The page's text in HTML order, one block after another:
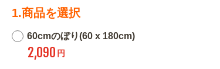
1.商品を選択
60cmのぼり(60 x 180cm)
2,090 円